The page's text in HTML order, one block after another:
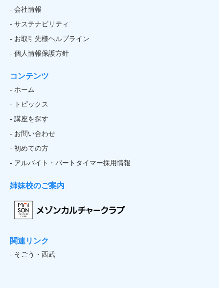
- 会社情報
- サステナビリティ
- お取引先様ヘルプライン
- 個人情報保護方針
コンテンツ
- ホーム
- トピックス
- 講座を探す
- お問い合わせ
- 初めての方
- アルバイト・パートタイマー採用情報
姉妹校のご案内
関連リンク
- そごう・西武